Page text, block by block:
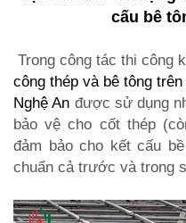
cấu bê
Trong công tác thi công
công thép và bê tông
Nghệ An được sử dụng
bảo vệ cho cốt thép
đảm bảo cho kết cấu
chuẩn cả trước và trong